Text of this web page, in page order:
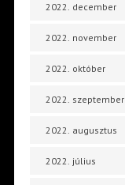
2022. december
2022. november
2022. október
2022. szeptember
2022. augusztus
2022. július